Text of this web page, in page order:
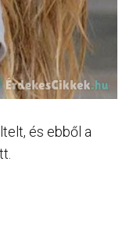
és ebből a